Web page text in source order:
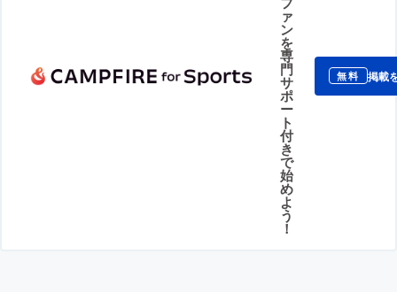
ァ
ン
を
専
門
サ
ポ
ー
ト
付
き
で
始
め
よ
う
！
無料 掲載